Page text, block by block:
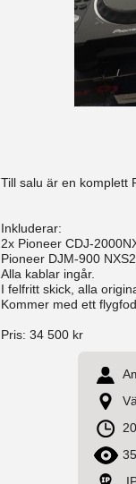
Till salu är en komplett
Inkluderar:
2x Pioneer CDJ-
Pioneer DJM-900
Alla kablar ingår.
I felfritt skick, alla
Kommer med ett
Pris:34 500 kr